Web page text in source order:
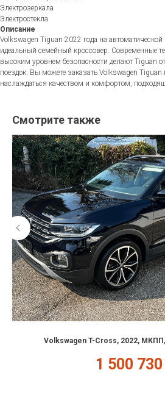
Электрозеркала
Электростекла
Описание
Volkswagen Tiguan 2022 года на автоматической
идеальный семейный кроссовер. Современные
высоким уровнем безопасности делают Tiguan
поездок. Вы можете заказать Volkswagen
наслаждаться качеством и комфортом,
Смотрите также
Volkswagen T-Cross, 2022,
1 500 730